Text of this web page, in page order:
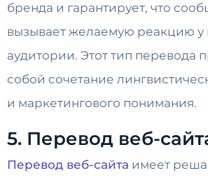
бренда и гарантирует, что
вызывает желаемую реакцию у
аудитории. Этот тип перевода
собой сочетание
и маркетингового понимания.
5. Перевод веб-
Перевод веб-сайта имеет